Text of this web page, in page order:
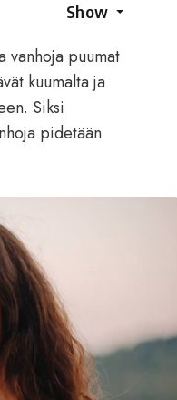
Show
vanhoja puumat
kuumalta ja
Siksi
pidetään